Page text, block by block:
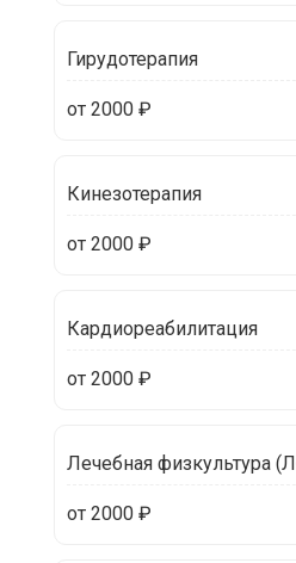
Гирудотерапия
от 2000 ₽
Кинезотерапия
от 2000 ₽
Кардиореабилитация
от 2000 ₽
Лечебная физкультура
от 2000 ₽